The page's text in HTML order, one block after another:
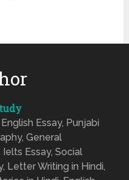
Essay, Punjabi
General
Essay, Social
Letter Writing in Hindi,